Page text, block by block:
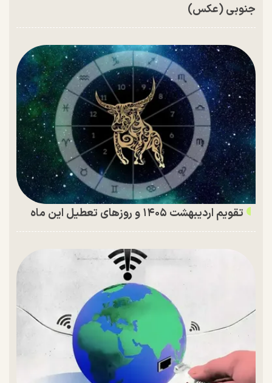
جنوبی (عکس)
تقویم اردیبهشت ۱۴۰۵ و روز‌های تعطیل این ماه